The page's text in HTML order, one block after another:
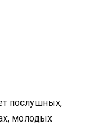
послушных,
молодых